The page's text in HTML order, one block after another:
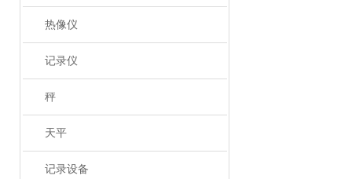
热像仪
记录仪
秤
天平
记录设备